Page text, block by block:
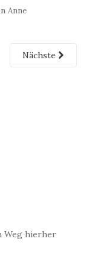
Anne
Nächste
Weg hierher